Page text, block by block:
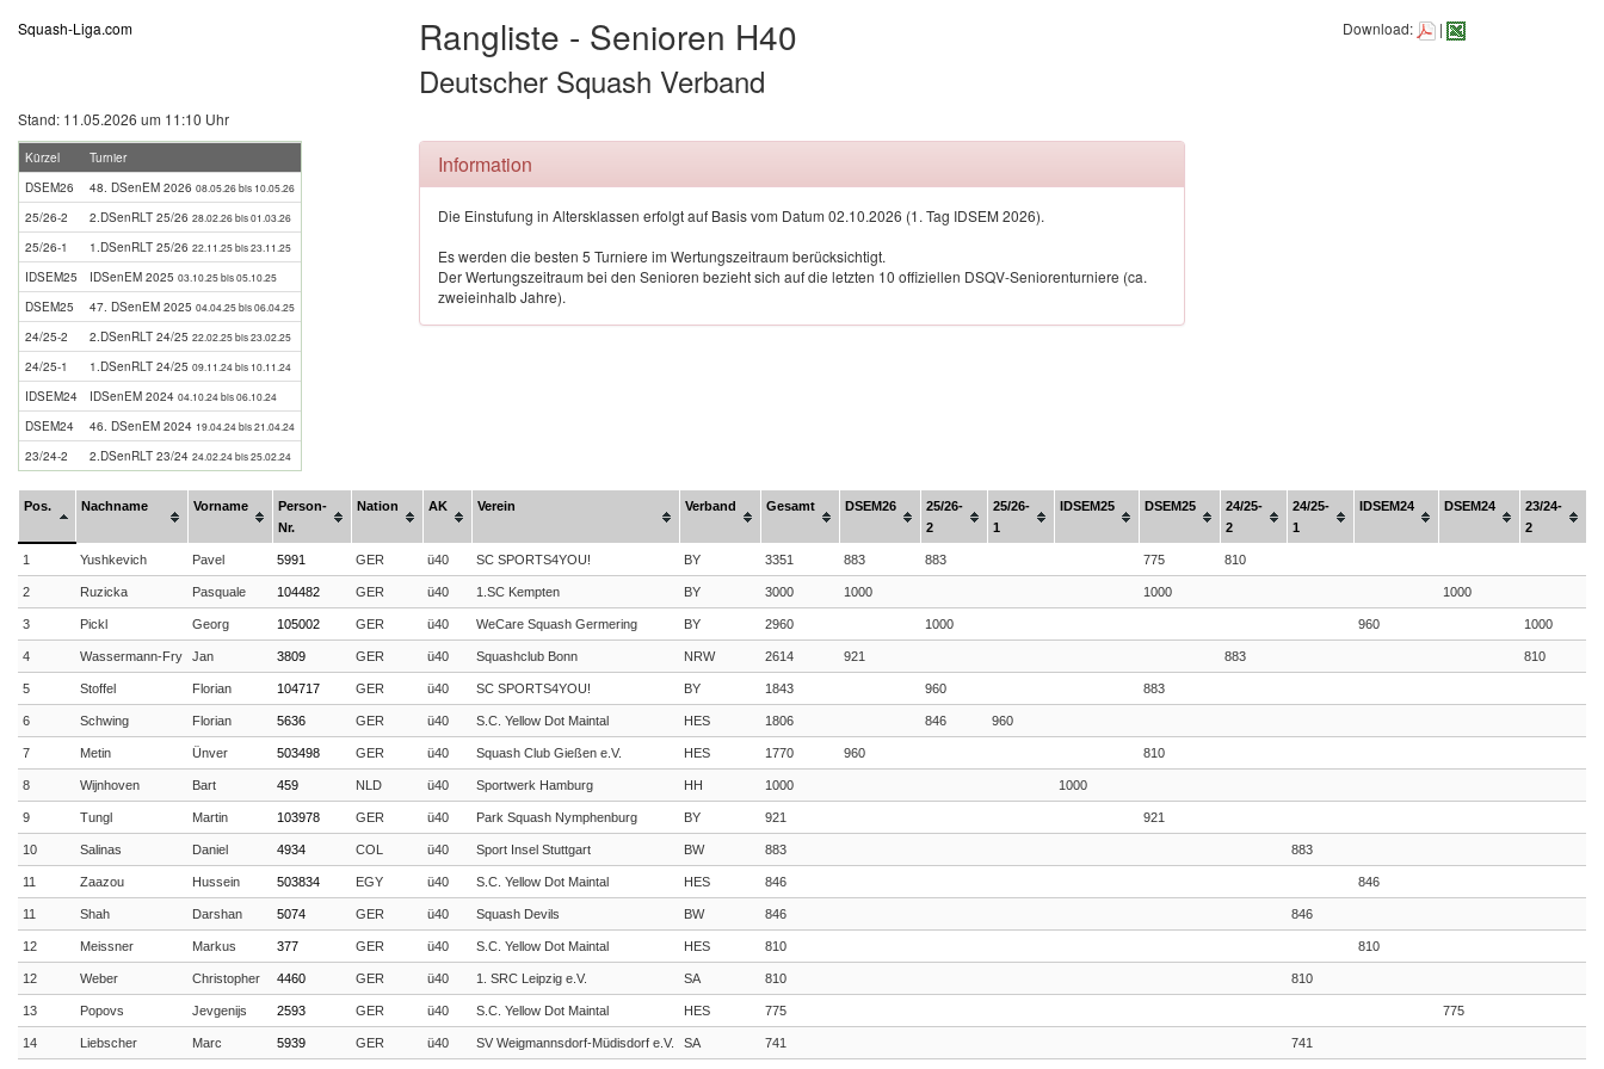
Squash-Liga.com Rangliste - Senioren H40
Deutscher Squash Verband
Download: |
Stand: 11.05.2026 um 11:10 Uhr
Kürzel
Turnier
DSEM26
48. DSenEM 2026 08.05.26 bis 10.05.26
25/26-2 2.DSenRLT 25/26 28.02.26 bis 01.03.26
25/26-1 1.DSenRLT 25/26 22.11.25 bis 23.11.25
IDSEM25 IDSenEM 2025 03.10.25 bis 05.10.25
DSEM25 47. DSenEM 2025 04.04.25 bis 06.04.25
24/25-2 2.DSenRLT 24/25 22.02.25 bis 23.02.25
24/25-1 1.DSenRLT 24/25 09.11.24 bis 10.11.24
IDSEM24 IDSenEM 2024 04.10.24 bis 06.10.24
DSEM24 46. DSenEM 2024 19.04.24 bis 21.04.24
23/24-2 2.DSenRLT 23/24 24.02.24 bis 25.02.24
Information
Die Einstufung in Altersklassen erfolgt auf Basis vom Datum 02.10.2026 (1. Tag IDSEM 2026).
Es werden die besten 5 Turniere im Wertungszeitraum berücksichtigt.
Der Wertungszeitraum bei den Senioren bezieht sich auf die letzten 10 offiziellen DSQV-Seniorenturniere (ca.
zweieinhalb Jahre).
Pos. Nachname Vorname
Person-
Nr.
Nation AK Verein Verband Gesamt DSEM26
25/26-
2
25/26-
1
IDSEM25 DSEM25
24/25-
2
24/25-
1
IDSEM24 DSEM24
23/24-
2
1 Yushkevich Pavel 5991 GER ü40 SC SPORTS4YOU! BY 3351 883 883 775 810
2 Ruzicka Pasquale 104482 GER ü40 1.SC Kempten BY 3000 1000 1000 1000
3 Pickl Georg 105002 GER ü40 WeCare Squash Germering BY 2960 1000 960 1000
4 Wassermann-Fry Jan 3809 GER ü40 Squashclub Bonn NRW 2614 921 883 810
5 Stoffel Florian 104717 GER ü40 SC SPORTS4YOU! BY 1843 960 883
6 Schwing Florian 5636 GER ü40 S.C. Yellow Dot Maintal HES 1806 846 960
7 Metin Ünver 503498 GER ü40 Squash Club Gießen e.V. HES 1770 960 810
8 Wijnhoven Bart 459 NLD ü40 Sportwerk Hamburg HH 1000 1000
9 Tungl Martin 103978 GER ü40 Park Squash Nymphenburg BY 921 921
10 Salinas Daniel 4934 COL ü40 Sport Insel Stuttgart BW 883 883
11 Zaazou Hussein 503834 EGY ü40 S.C. Yellow Dot Maintal HES 846 846
11 Shah Darshan 5074 GER ü40 Squash Devils BW 846 846
12 Meissner Markus 377 GER ü40 S.C. Yellow Dot Maintal HES 810 810
12 Weber Christopher 4460 GER ü40 1. SRC Leipzig e.V. SA 810 810
13 Popovs Jevgenijs 2593 GER ü40 S.C. Yellow Dot Maintal HES 775 775
14 Liebscher Marc 5939 GER ü40 SV Weigmannsdorf-Müdisdorf e.V. SA 741 741